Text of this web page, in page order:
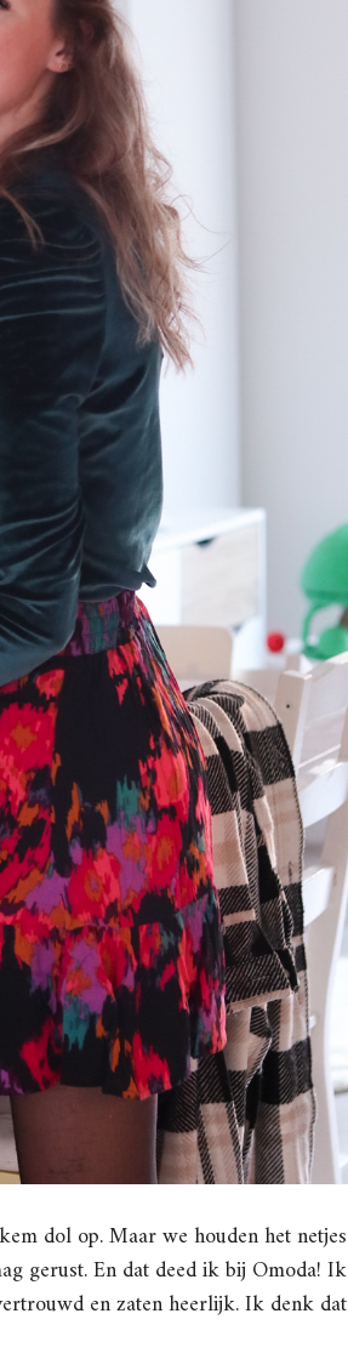
dol op. Maar we houden het netjes
gerust. En dat deed ik bij Omoda! Ik
en zaten heerlijk. Ik denk dat